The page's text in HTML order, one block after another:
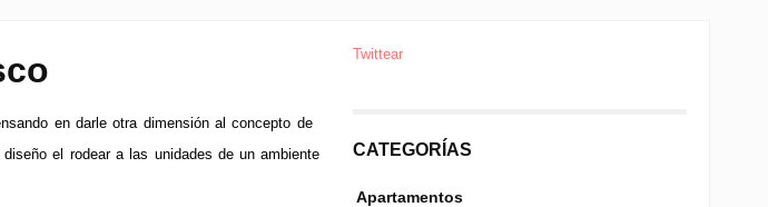
en darle otra dimensión al concepto de
el rodear a las unidades de un ambiente
Twittear
CATEGORÍAS
Apartamentos